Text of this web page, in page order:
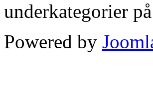
underkategorier
Powered by